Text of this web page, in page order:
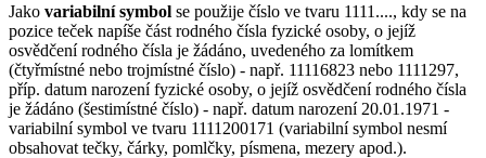
Jako variabilní symbol se použije číslo ve tvaru 1111...., kdy se na
pozice teček napíše část rodného čísla fyzické osoby, o jejíž
osvědčení rodného čísla je žádáno, uvedeného za lomítkem
(čtyřmístné nebo trojmístné číslo) - např. 11116823 nebo 1111297,
příp. datum narození fyzické osoby, o jejíž osvědčení rodného čísla
je žádáno (šestimístné číslo) - např. datum narození 20.01.1971 -
variabilní symbol ve tvaru 1111200171 (variabilní symbol nesmí
obsahovat tečky, čárky, pomlčky, písmena, mezery apod.).